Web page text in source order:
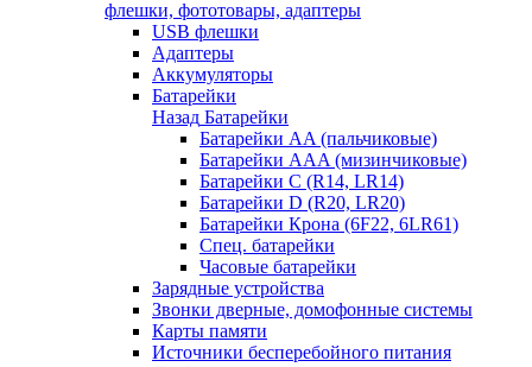
флешки, фототовары, адаптеры
USB флешки
Адаптеры
Аккумуляторы
Батарейки
Назад Батарейки
Батарейки AA (пальчиковые)
Батарейки AAA (мизинчиковые)
Батарейки C (R14, LR14)
Батарейки D (R20, LR20)
Батарейки Крона (6F22, 6LR61)
Спец. батарейки
Часовые батарейки
Зарядные устройства
Звонки дверные, домофонные системы
Карты памяти
Источники бесперебойного питания